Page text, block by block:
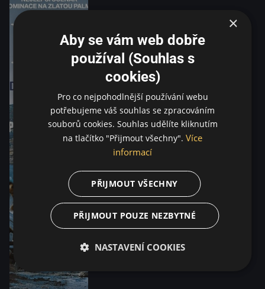
×
Aby se vám web dobře
používal (Souhlas s
cookies)
Pro co nejpohodlnější používání webu
potřebujeme váš souhlas se zpracováním
souborů cookies. Souhlas udělíte kliknutím
na tlačítko "Přijmout všechny". Více
informací
PŘIJMOUT VŠECHNY
PŘIJMOUT POUZE NEZBYTNÉ
NASTAVENÍ COOKIES